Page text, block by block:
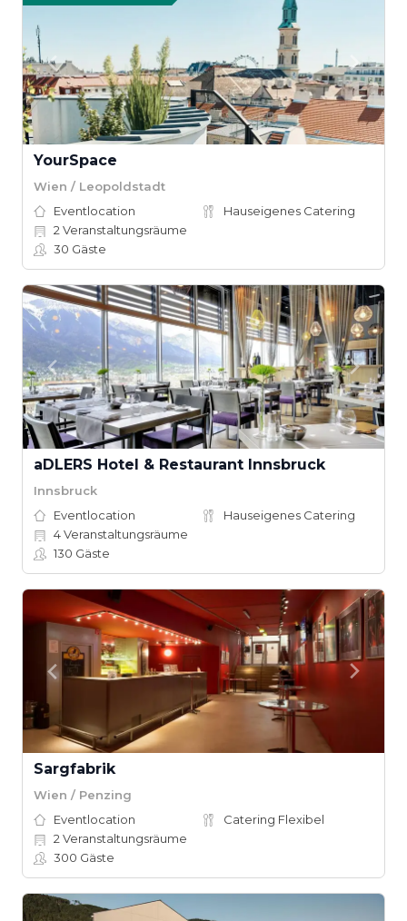
YourSpace
Wien / Leopoldstadt
Eventlocation
Hauseigenes Catering
2 Veranstaltungsräume
30 Gäste
aDLERS Hotel & Restaurant Innsbruck
Innsbruck
Eventlocation
Hauseigenes Catering
4Veranstaltungsräume
130 Gäste
Sargfabrik
Wien / Penzing
Eventlocation
Catering Flexibel
2 Veranstaltungsräume
300 Gäste